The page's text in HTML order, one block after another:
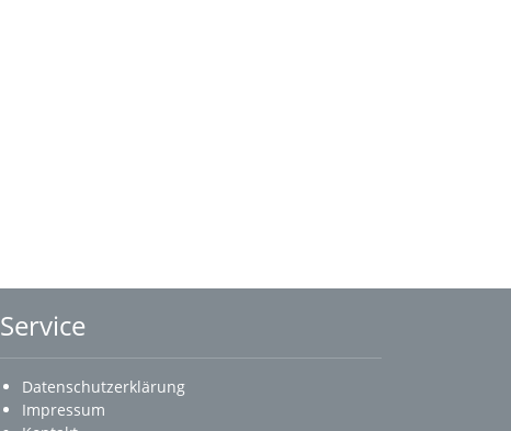
Service
Datenschutzerklärung
Impressum